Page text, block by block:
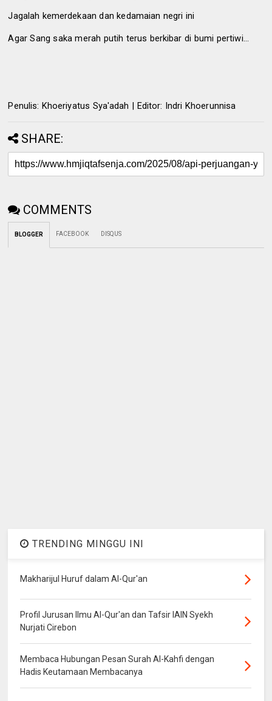
Jagalah kemerdekaan dan kedamaian negri ini
Agar Sang saka merah putih terus berkibar di bumi pertiwi…
Penulis: Khoeriyatus Sya'adah | Editor: Indri Khoerunnisa
SHARE:
COMMENTS
BLOGGER FACEBOOK DISQUS
TRENDING MINGGU INI
Makharijul Huruf dalam Al-Qur'an
Profil Jurusan Ilmu Al-Qur'an dan Tafsir IAIN Syekh
Nurjati Cirebon
Membaca Hubungan Pesan Surah Al-Kahfi dengan
Hadis Keutamaan Membacanya